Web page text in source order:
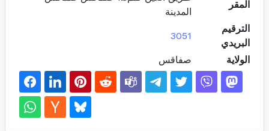
المقر
المدينة
الترقيم
البريدي
3051
الولاية صفاقس